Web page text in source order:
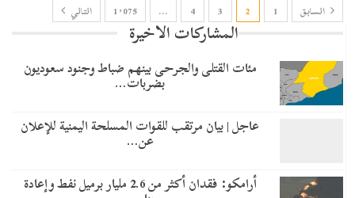
السابق 1
2
3
4
… 1٬075 التالي
المشاركات الاخيرة
مئات القتلى والجرحى بينهم ضباط وجنود سعوديون
بضربات…
عاجل | بيان مرتقب للقوات المسلحة اليمنية للإعلان
عن…
أرامكو: فقدان أكثر من 2.6 مليار برميل نفط وإعادة